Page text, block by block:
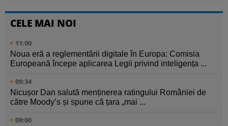
CELE MAI NOI
11:00
Noua eră a reglementării digitale în Europa: Comisia
Europeană începe aplicarea Legii privind inteligența ...
09:34
Nicușor Dan salută menținerea ratingului României de
către Moody’s și spune că țara „mai ...
09:00